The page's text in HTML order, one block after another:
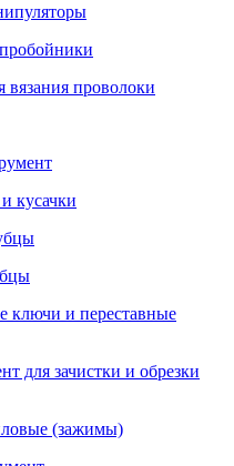
вязания проволоки
кусачки
ключи и переставные
для зачистки и обрезки
(зажимы)